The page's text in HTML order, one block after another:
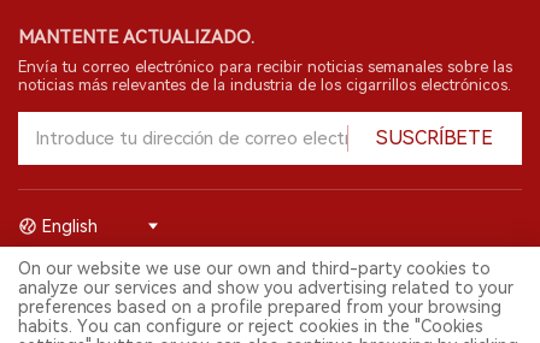
MANTENTE ACTUALIZADO.
Envía tu correo electrónico para recibir noticias semanales sobre las
noticias más relevantes de la industria de los cigarrillos electrónicos.
SUSCRÍBETE
© 2026 Shenzhen 2FIRSTS Technology Co.,Ltd. Todos los derechos
reservados.
2FIRSTS solo es accesible para profesionales de la industria,
investigadores, medios y otros profesionales. El acceso por menores
English
On our website we use our own and third-party cookies to
analyze our services and show you advertising related to your
preferences based on a profile prepared from your browsing
habits. You can configure or reject cookies in the "Cookies